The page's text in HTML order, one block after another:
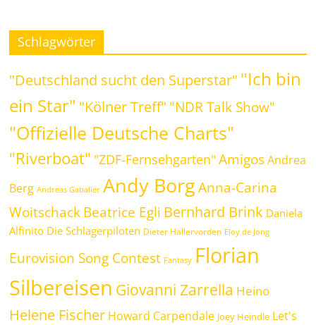
Schlagwörter
"Deutschland sucht den Superstar" "Ich bin
ein Star" "Kölner Treff" "NDR Talk Show"
"Offizielle Deutsche Charts"
"Riverboat" "ZDF-Fernsehgarten" Amigos Andrea
Berg Andreas Gabalier Andy Borg Anna-Carina
WoitschackBeatrice Egli Bernhard Brink Daniela
Alfinito Die Schlagerpiloten Dieter Hallervorden Eloy de Jong
Eurovision Song Contest Fantasy Florian
Silbereisen Giovanni Zarrella Heino
Helene Fischer Howard Carpendale Joey Heindle Let's